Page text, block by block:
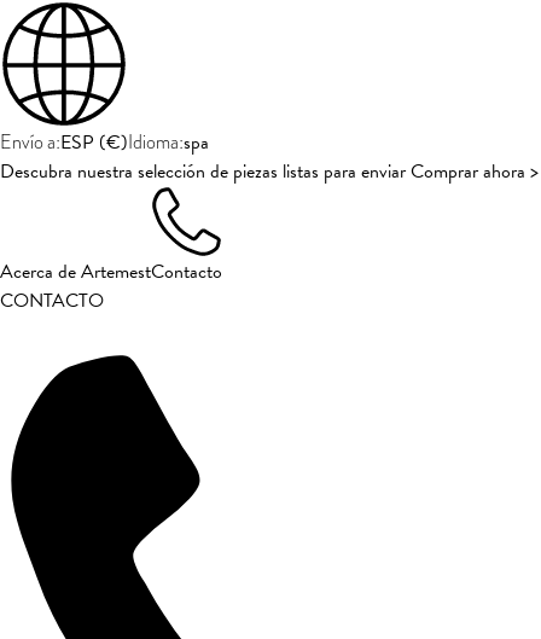
Envío a:ESP (€)Idioma:spa
Descubra nuestra selección de piezas listas para enviar Comprar ahora >
Acerca de ArtemestContacto
CONTACTO